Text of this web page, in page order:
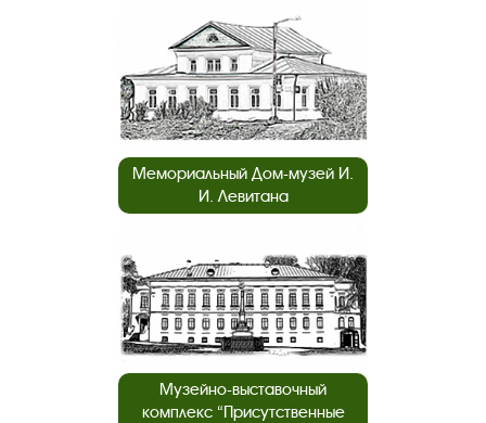
Мемориальный Дом-музей И.
И. Левитана
Музейно-выставочный
комплекс “Присутственные